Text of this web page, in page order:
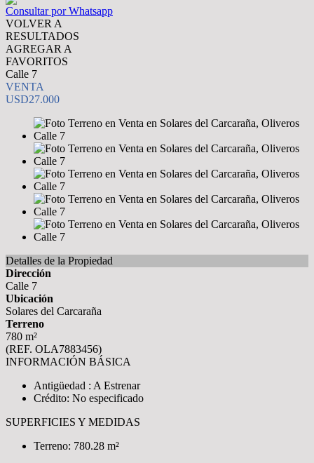
Consultar por Whatsapp
VOLVER A
RESULTADOS
AGREGAR A
FAVORITOS
Calle 7
VENTA
USD27.000
Detalles de la Propiedad
Dirección
Calle 7
Ubicación
Solares del Carcaraña
Terreno
780 m²
(REF. OLA7883456)
INFORMACIÓN BÁSICA
Antigüedad : A Estrenar
Crédito: No especificado
SUPERFICIES Y MEDIDAS
Terreno: 780.28 m²